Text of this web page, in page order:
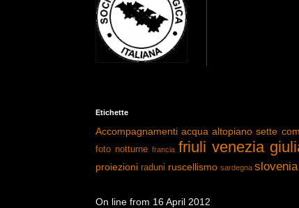
Etichette
Accompagnamenti acqua altopiano sette
foto notturne francia friuli venezia
proiezioni raduni ruscellismo sardegna slovenia
On line from 16 April 2012